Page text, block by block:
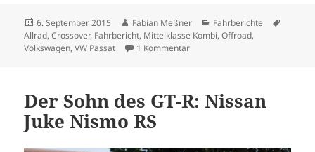
Veröffentlicht
am
6. September 2015 Autor
Fabian Meßner Kategorien
Fahrberichte
Allrad,Crossover, Fahrbericht, Mittelklasse Kombi,Offroad,
Volkswagen,VW Passat 1 Kommentarzu Der Abenteurer: VW Passat
Der Sohn des GT-R: Nissan
Juke Nismo RS